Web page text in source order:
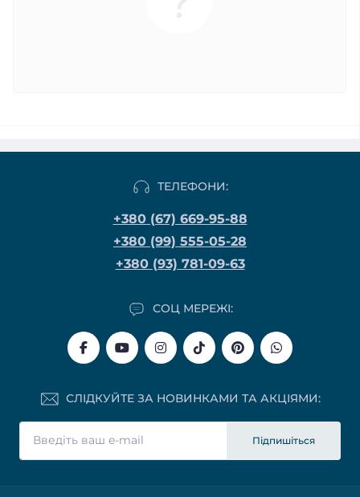
ТЕЛЕФОНИ:
+380 (67) 669-95-88
+380 (99) 555-05-28
+380 (93) 781-09-63
СОЦ МЕРЕЖІ:
СЛІДКУЙТЕ ЗА НОВИНКАМИ ТА АКЦІЯМИ:
Підпишіться